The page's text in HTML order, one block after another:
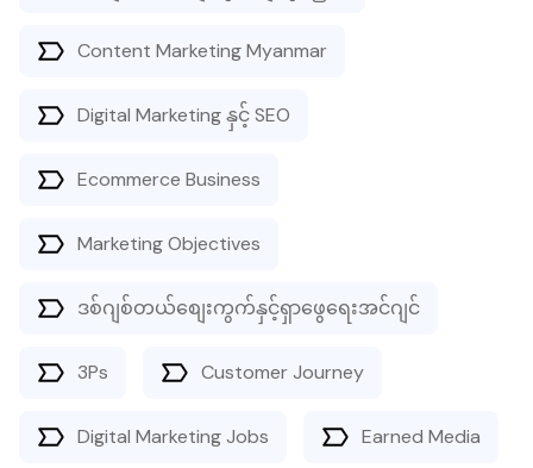
Content Marketing Myanmar
Digital Marketing နှင့် SEO
Ecommerce Business
Marketing Objectives
ဒစ်ဂျစ်တယ်စျေးကွက်နှင့်ရှာဖွေရေးအင်ဂျင်
3Ps Customer Journey
Digital Marketing Jobs Earned Media